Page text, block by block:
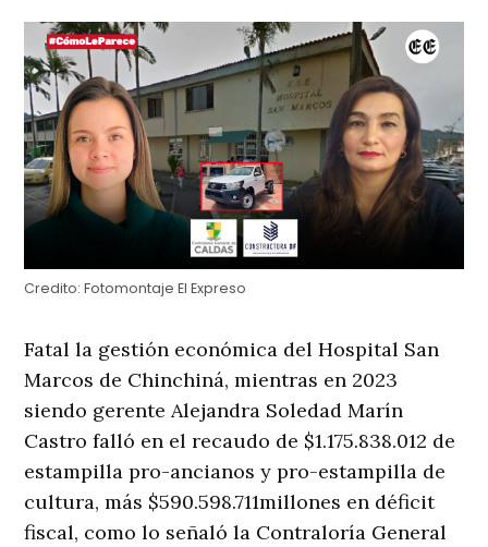
Credito: Fotomontaje El Expreso
Fatal la gestión económica del Hospital San
Marcos de Chinchiná, mientras en 2023
siendo gerente Alejandra Soledad Marín
Castro falló en el recaudo de $1.175.838.012 de
estampilla pro-ancianos y pro-estampilla de
cultura, más $590.598.711millones en déficit
fiscal, como lo señaló la Contraloría General